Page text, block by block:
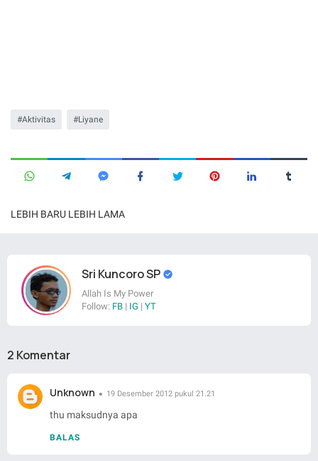
Aktivitas Liyane
LEBIH BARU LEBIH LAMA
Sri Kuncoro SP
Allah Is My Power
Follow: FB | IG | YT
2 Komentar
Unknown 19 Desember 2012 pukul 21.21
thu maksudnya apa
BALAS